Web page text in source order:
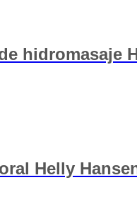
hidromasaje
Helly